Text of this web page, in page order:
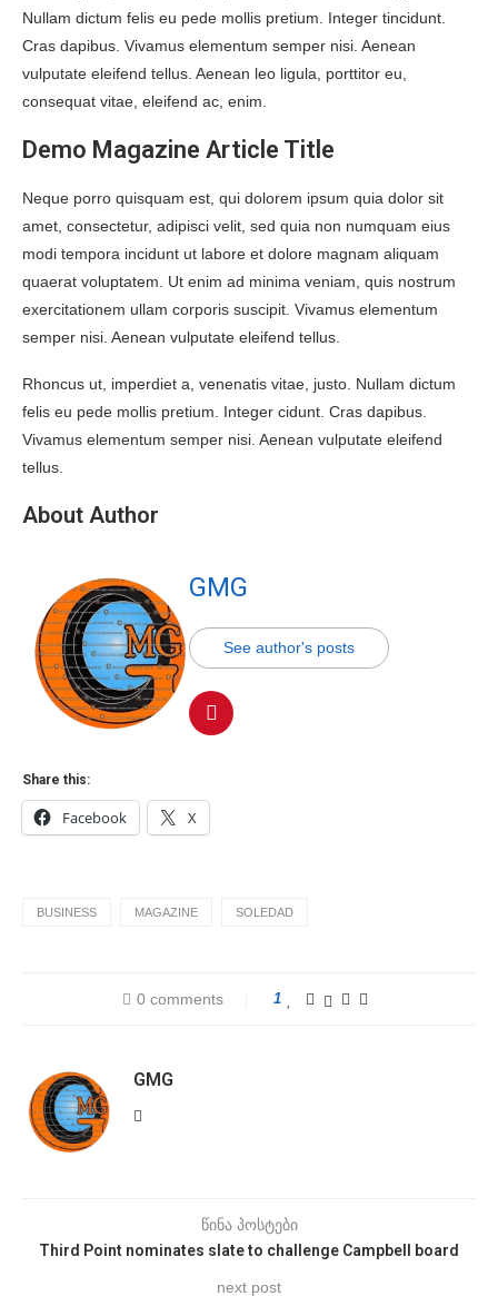
Nullam dictum felis eu pede mollis pretium. Integer tincidunt.
Cras dapibus. Vivamus elementum semper nisi. Aenean
vulputate eleifend tellus. Aenean leo ligula, porttitor eu,
consequat vitae, eleifend ac, enim.
Demo Magazine Article Title
Neque porro quisquam est, qui dolorem ipsum quia dolor sit
amet, consectetur, adipisci velit, sed quia non numquam eius
modi tempora incidunt ut labore et dolore magnam aliquam
quaerat voluptatem. Ut enim ad minima veniam, quis nostrum
exercitationem ullam corporis suscipit. Vivamus elementum
semper nisi. Aenean vulputate eleifend tellus.
Rhoncus ut, imperdiet a, venenatis vitae, justo. Nullam dictum
felis eu pede mollis pretium. Integer cidunt. Cras dapibus.
Vivamus elementum semper nisi. Aenean vulputate eleifend
tellus.
About Author
GMG
See author's posts
Share this:
Facebook X
BUSINESS MAGAZINE SOLEDAD
0 comments 1
GMG
წინა პოსტები
Third Point nominates slate to challenge Campbell board
next post